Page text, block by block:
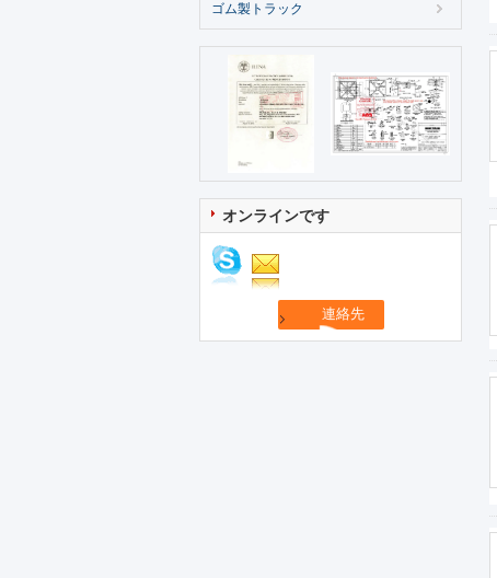
ゴム製トラック
オンラインです